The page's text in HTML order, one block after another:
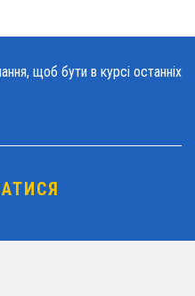
щоб бути в курсі останніх